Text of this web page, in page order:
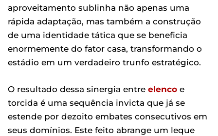
aproveitamento sublinha não apenas uma
rápida adaptação, mas também a construção
de uma identidade tática que se beneficia
enormemente do fator casa, transformando o
estádio em um verdadeiro trunfo estratégico.
O resultado dessa sinergia entre elenco e
torcida é uma sequência invicta que já se
estende por dezoito embates consecutivos em
seus domínios. Este feito abrange um leque